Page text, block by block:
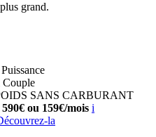
grand.
Puissance
Couple
SANS CARBURANT
ou 159€/mois i
la